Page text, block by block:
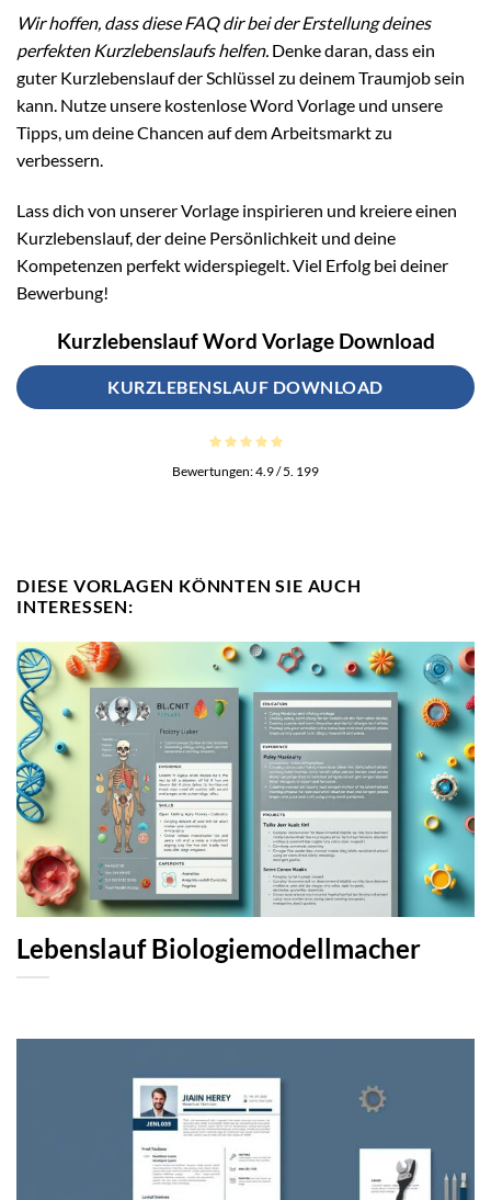
Wir hoffen, dass diese FAQ dir bei der Erstellung deines
perfekten Kurzlebenslaufs helfen. Denke daran, dass ein
guter Kurzlebenslauf der Schlüssel zu deinem Traumjob sein
kann. Nutze unsere kostenlose Word Vorlage und unsere
Tipps, um deine Chancen auf dem Arbeitsmarkt zu
verbessern.
Lass dich von unserer Vorlage inspirieren und kreiere einen
Kurzlebenslauf, der deine Persönlichkeit und deine
Kompetenzen perfekt widerspiegelt. Viel Erfolg bei deiner
Bewerbung!
Kurzlebenslauf Word Vorlage Download
KURZLEBENSLAUF DOWNLOAD
Bewertungen:4.9/ 5. 199
DIESE VORLAGEN KÖNNTEN SIE AUCH
INTERESSEN:
Lebenslauf Biologiemodellmacher